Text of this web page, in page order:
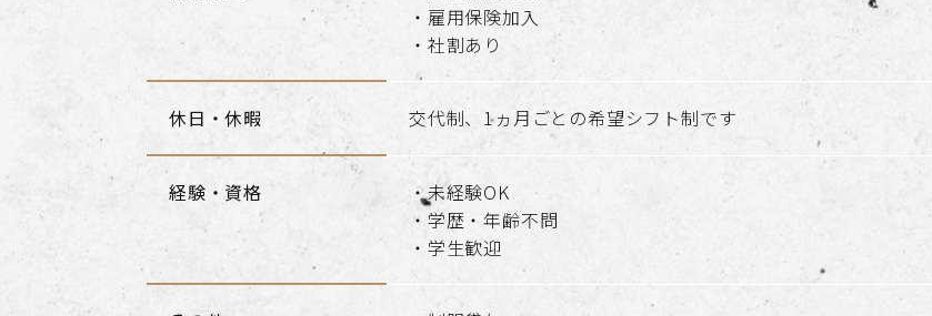
・雇用保険加入
・社割あり
休日・休暇 交代制、1ヵ月ごとの希望シフト制です
経験・資格​​​​​​​
・未経験OK
・学歴・年齢不問
・学生歓迎